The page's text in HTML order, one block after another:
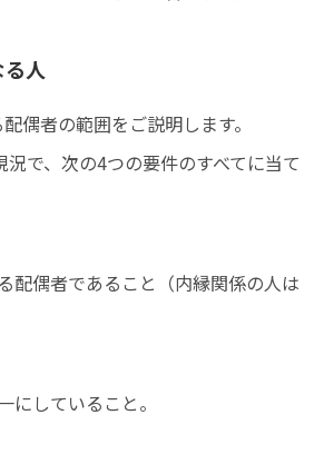
人
偶者の範囲をご説明します。
で、次の4つの要件のすべてに当て
配偶者であること（内縁関係の人は
にしていること。